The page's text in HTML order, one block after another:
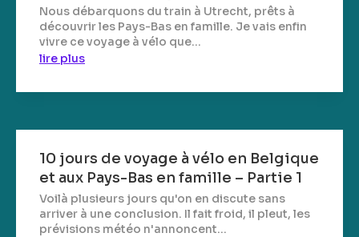
Nous débarquons du train à Utrecht, prêts à
découvrir les Pays-Bas en famille. Je vais enfin
vivre ce voyage à vélo que...
lire plus
10 jours de voyage à vélo en Belgique
et aux Pays-Bas en famille – Partie 1
Voilà plusieurs jours qu'on en discute sans
arriver à une conclusion. Il fait froid, il pleut, les
prévisions météo n'annoncent...